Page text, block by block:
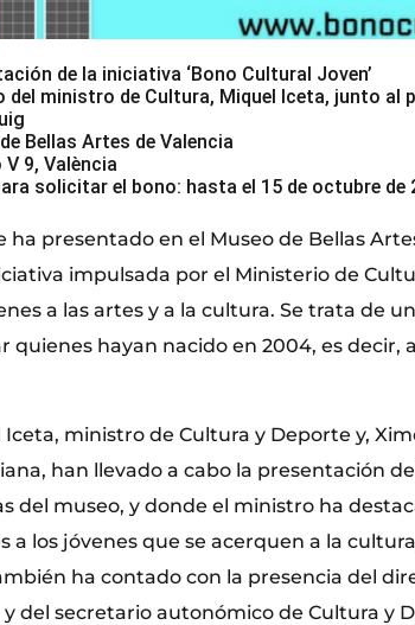
de la iniciativa ‘Bono Cultural Joven’
del ministro de Cultura, Miquel Iceta, junto al
Bellas Artes de Valencia
V 9, València
solicitar el bono: hasta el 15 de octubre de
ha presentado en el Museo de Bellas
impulsada por el Ministerio de
a las artes y a la cultura. Se trata de
quienes hayan nacido en 2004, es decir,
Iceta, ministro de Cultura y Deporte y,
han llevado a cabo la presentación
del museo, y donde el ministro ha
a los jóvenes que se acerquen a la
ha contado con la presencia del
y del secretario autonómico de Cultura y